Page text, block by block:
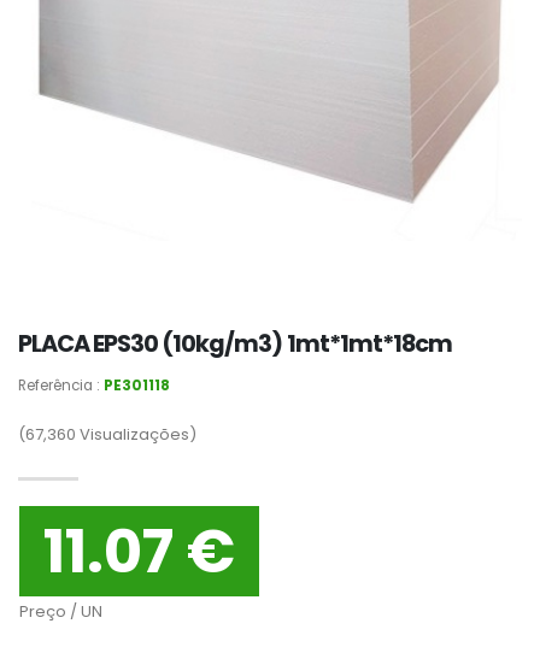
PLACA EPS30 (10kg/m3) 1mt*1mt*18cm
Referência : PE301118
(67,360 Visualizações)
11.07 €
Preço / UN